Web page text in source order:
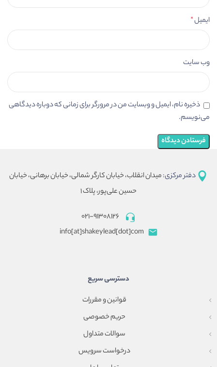
ایمیل*
وب‌ سایت
ذخیره نام، ایمیل و وبسایت من در مرورگر برای زمانی که دوباره دیدگاهی
می‌نویسم.
دفتر مرکزی:میدان انقلاب، خیابان کارگر شمالی، خیابان برهانی، خیابان
حسین علی‌پور، پلاک ۱
۰۲۱-۹۱۳۰۸۱۲۶
دسترسی سریع
قوانین و مقررات
حریم خصوصی
سوالات متداول
درخواست سرویس